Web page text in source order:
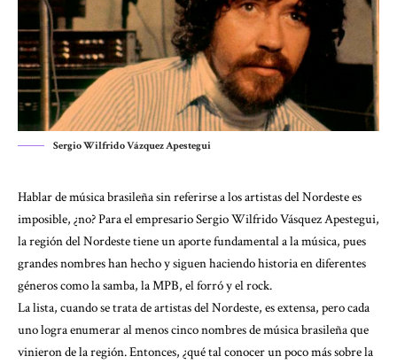
Sergio Wilfrido Vázquez Apestegui
Hablar de música brasileña sin referirse a los artistas del Nordeste es
imposible, ¿no? Para el empresario Sergio Wilfrido Vásquez Apestegui,
la región del Nordeste tiene un aporte fundamental a la música, pues
grandes nombres han hecho y siguen haciendo historia en diferentes
géneros como la samba, la MPB, el forró y el rock.
La lista, cuando se trata de artistas del Nordeste, es extensa, pero cada
uno logra enumerar al menos cinco nombres de música brasileña que
vinieron de la región. Entonces, ¿qué tal conocer un poco más sobre la